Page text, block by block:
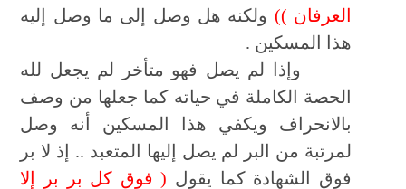
العرفان )) ولكنه هل وصل إلى ما وصل إليه
هذا المسكين .
وإذا لم يصل فهو متأخر لم يجعل لله
الحصة الكاملة في حياته كما جعلها من وصف
بالانحراف ويكفي هذا المسكين أنه وصل
لمرتبة من البر لم يصل إليها المتعبد .. إذ لا بر
فوق الشهادة كما يقول ( فوق كل بر بر إلا